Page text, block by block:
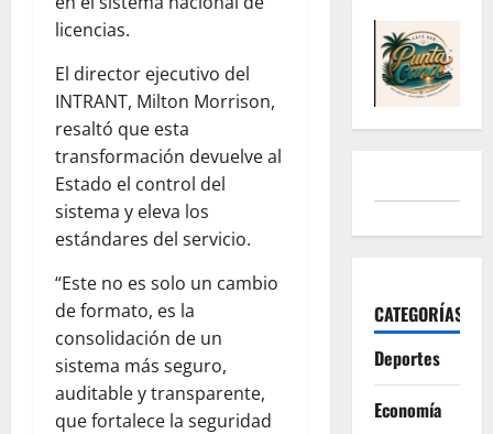
licencias.
El director ejecutivo del
INTRANT, Milton Morrison,
resaltó que esta
transformación devuelve al
Estado el control del
sistema y eleva los
estándares del servicio.
“Este no es solo un cambio
de formato, es la
consolidación de un
sistema más seguro,
auditable y transparente,
que fortalece la seguridad
CATEGORÍAS
Deportes
Economía